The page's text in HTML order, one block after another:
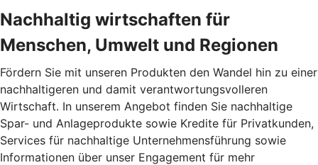
Nachhaltig wirtschaften für
Menschen, Umwelt und Regionen
Fördern Sie mit unseren Produkten den Wandel hin zu einer
nachhaltigeren und damit verantwortungsvolleren
Wirtschaft. In unserem Angebot finden Sie nachhaltige
Spar- und Anlageprodukte sowie Kredite für Privatkunden,
Services für nachhaltige Unternehmensführung sowie
Informationen über unser Engagement für mehr